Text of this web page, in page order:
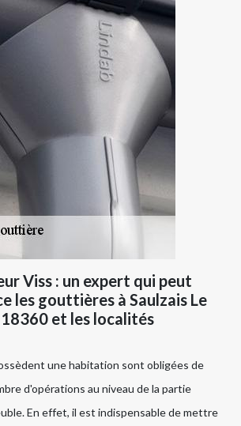
Viss : un expert qui peut
les gouttières à Saulzais Le
et les localités
une habitation sont obligées de
d'opérations au niveau de la partie
En effet, il est indispensable de mettre